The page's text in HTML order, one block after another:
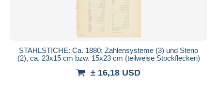
STAHLSTICHE: Ca. 1880: Zahlensysteme (3) und Steno
(2), ca. 23x15 cm bzw. 15x23 cm (teilweise Stockflecken)
± 16,18 USD